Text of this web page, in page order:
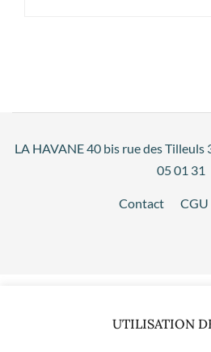
LA HAVANE 40 bis rue des Tilleuls
05 01 31
Contact CGU
UTILISATION